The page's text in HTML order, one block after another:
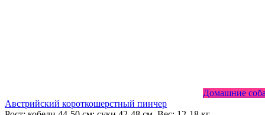
Домашние
Австрийский короткошерстный пинчер